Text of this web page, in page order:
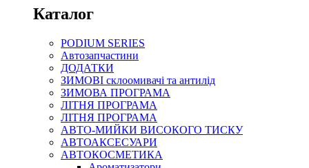
Каталог
PODIUM SERIES
Автозапчастини
ДОДАТКИ
ЗИМОВІ склоомивачі та антилід
ЗИМОВА ПРОГРАМА
ЛІТНЯ ПРОГРАМА
ЛІТНЯ ПРОГРАМА
АВТО-МИЙКИ ВИСОКОГО ТИСКУ
АВТОАКСЕСУАРИ
АВТОКОСМЕТИКА